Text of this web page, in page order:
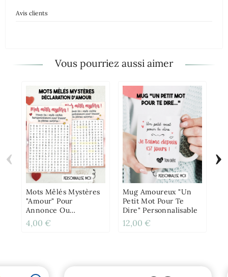
Avis clients
Vous pourriez aussi aimer
Mots Mêlés Mystères
"amour" Pour
Annonce Ou
Demande Originale
4,00 €
Mug Amoureux "Un
Petit Mot Pour Te
Dire" Personnalisable
12,00 €
‹ ›